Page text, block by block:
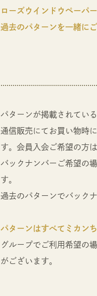
ローズウインドウペーパ
過去のパターンを一緒に
パターンが掲載されてい
通信販売にてお買い物時
す。会員入会ご希望の方
バックナンバーご希望の
す。
過去のパターンでバック
パターンはすべてミカン
グループでご利用希望の
がございます。